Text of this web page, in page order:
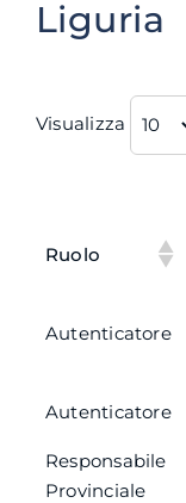
Liguria
Visualizza
Ruolo
Autenticatore
Autenticatore
Responsabile
Provinciale